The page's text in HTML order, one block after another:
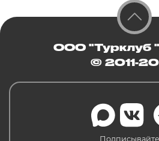
ООО "Турклуб
© 2011-